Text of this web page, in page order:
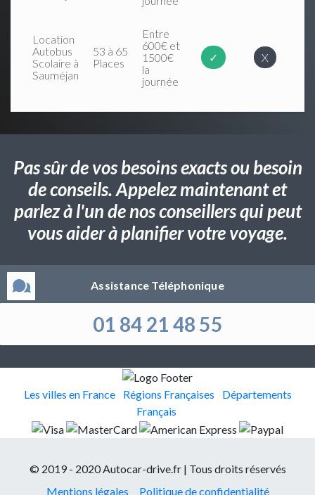
Location
Autobus
Scolaire à
Sauméjan
53 à 65
Places
Entre
600€ et
1500€
la
journée
✓ X
Pas sûr de vos besoins exacts ou besoin
de conseils. Appelez maintenant et
parlez à l'un de nos conseillers qui peut
vous aider à planifier votre voyage.
Assistance Téléphonique
01 84 21 48 55
Les villes en France Régions Françaises
Départements
Français
© 2019 - 2020 Autocar-drive.fr | Tous droits réservés
Mentions légales
Politique de confidentialité